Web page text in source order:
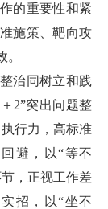
的重要性和紧
施策、靶向攻
治同树立和践
2”突出问题整
行力，高标准
避，以“等不
，正视工作差
招，以“坐不